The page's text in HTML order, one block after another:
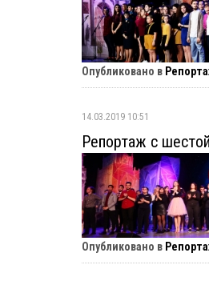
Опубликовано в
14.03.2019 10:51
Репортаж с
Опубликовано в